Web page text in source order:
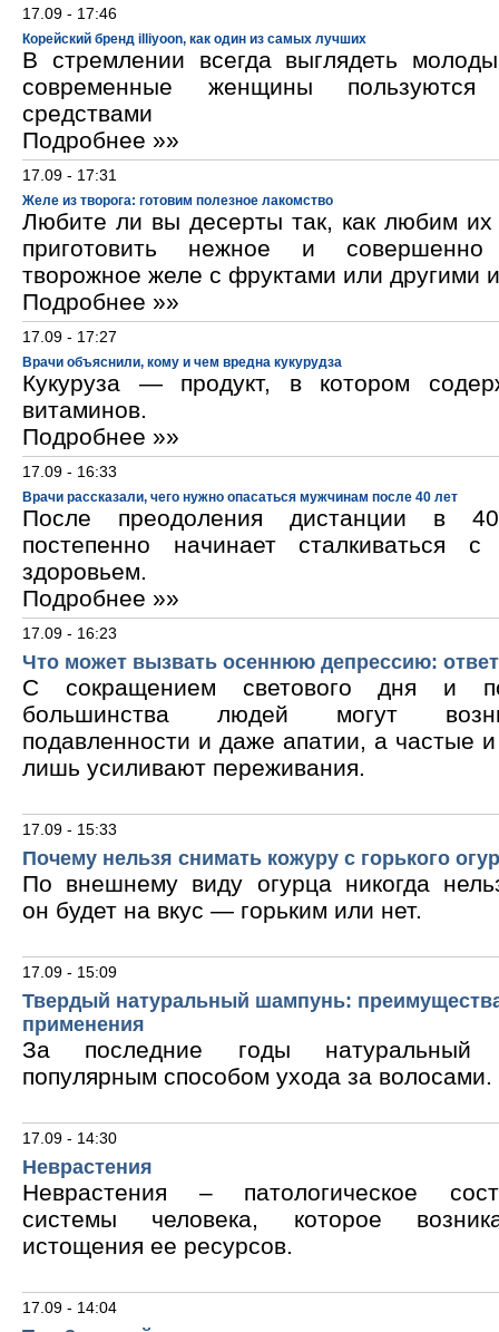
17.09 - 17:46
Корейский бренд illiyoon, как один из самых лучших
В стремлении всегда выглядеть
современные женщины пользуются
средствами
Подробнее »»
17.09 - 17:31
Желе из творога: готовим полезное лакомство
Любите ли вы десерты так, как любим
приготовить нежное и
творожное желе с фруктами или другими
Подробнее »»
17.09 - 17:27
Врачи объяснили, кому и чем вредна кукурудза
Кукуруза — продукт, в котором
витаминов.
Подробнее »»
17.09 - 16:33
Врачи рассказали, чего нужно опасаться мужчинам после 40 лет
После преодоления дистанции в
постепенно начинает сталкиваться
здоровьем.
Подробнее »»
17.09 - 16:23
Что может вызвать осеннюю депрессию:
С сокращением светового дня и
большинства людей могут
подавленности и даже апатии, а частые
лишь усиливают переживания.
17.09 - 15:33
Почему нельзя снимать кожуру с горького
По внешнему виду огурца никогда
он будет на вкус — горьким или нет.
17.09 - 15:09
Твердый натуральный шампунь:
применения
За последние годы натуральный
популярным способом ухода за волосами.
17.09 - 14:30
Неврастения
Неврастения – патологическое
системы человека, которое
истощения ее ресурсов.
17.09 - 14:04